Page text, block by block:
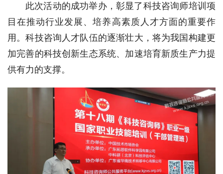
此次活动的成功举办，彰显了科技咨询师培训项
目在推动行业发展、培养高素质人才方面的重要作
用。科技咨询人才队伍的逐渐壮大，将为我国构建更
加完善的科技创新生态系统、加速培育新质生产力提
供有力的支撑。